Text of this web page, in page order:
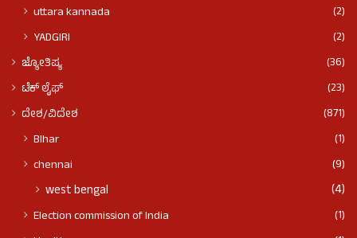
uttara kannada
(2)
YADGIRI
(2)
ಜ್ಯೋತಿಷ್ಯ
(36)
ಟೆಕ್ ಲೈಫ್
(23)
ದೇಶ/ವಿದೇಶ
(871)
BIhar
(1)
chennai
(9)
west bengal (4)
Election commission of India
(1)